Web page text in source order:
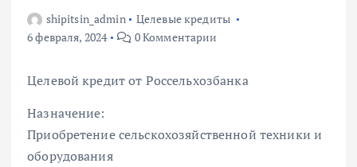
shipitsin_admin
Целевые кредиты
6 февраля, 2024
0 Комментарии
Целевой кредит от Россельхозбанка
Назначение:
Приобретение сельскохозяйственной техники и
оборудования